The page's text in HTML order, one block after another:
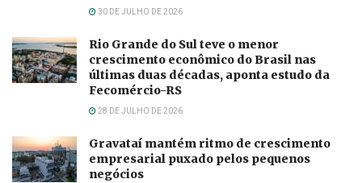
30 DE JULHO DE 2026
Rio Grande do Sul teve o menor
crescimento econômico do Brasil nas
últimas duas décadas, aponta estudo da
Fecomércio-RS
28 DE JULHO DE 2026
Gravataí mantém ritmo de crescimento
empresarial puxado pelos pequenos
negócios